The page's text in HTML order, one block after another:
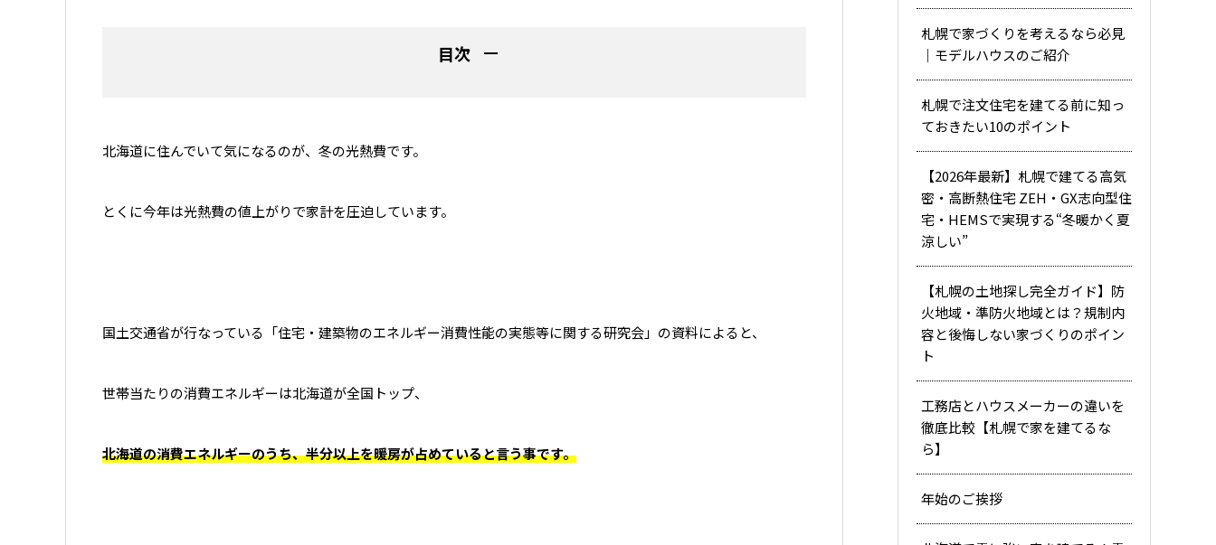
目次
北海道に住んでいて気になるのが、冬の光熱費です。
とくに今年は光熱費の値上がりで家計を圧迫しています。
国土交通省が行なっている「住宅・建築物のエネルギー消費性能の実態等に関する研究会」の資料によると、
世帯当たりの消費エネルギーは北海道が全国トップ、
北海道の消費エネルギーのうち、半分以上を暖房が占めていると言う事です。
札幌で家づくりを考えるなら必見
｜モデルハウスのご紹介
札幌で注文住宅を建てる前に知っ
ておきたい10のポイント
【2026年最新】札幌で建てる高気
密・高断熱住宅 ZEH・GX志向型住
宅・HEMSで実現する“冬暖かく夏
涼しい”
【札幌の土地探し完全ガイド】防
火地域・準防火地域とは？規制内
容と後悔しない家づくりのポイン
ト
工務店とハウスメーカーの違いを
徹底比較【札幌で家を建てるな
ら】
年始のご挨拶